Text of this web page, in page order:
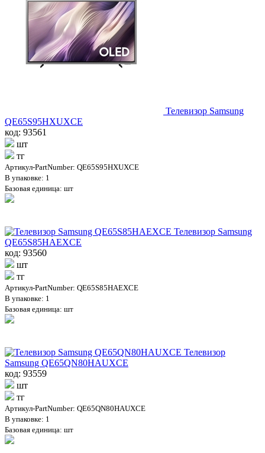
Телевизор Samsung
QE65S95HXUXCE
код: 93561
шт
тг
Артикул-PartNumber: QE65S95HXUXCE
В упаковке: 1
Базовая единица: шт
Телевизор Samsung
QE65S85HAEXCE
код: 93560
шт
тг
Артикул-PartNumber: QE65S85HAEXCE
В упаковке: 1
Базовая единица: шт
Телевизор
Samsung QE65QN80HAUXCE
код: 93559
шт
тг
Артикул-PartNumber: QE65QN80HAUXCE
В упаковке: 1
Базовая единица: шт